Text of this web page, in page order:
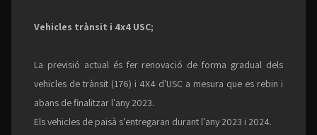
Vehicles trànsit i 4x4 USC;
La previsió actual és fer renovació de forma gradual dels
vehicles de trànsit (176) i 4X4 d'USC a mesura que es rebin i
abans de finalitzar l'any 2023.
Els vehicles de paisà s'entregaran durant l'any 2023 i 2024.